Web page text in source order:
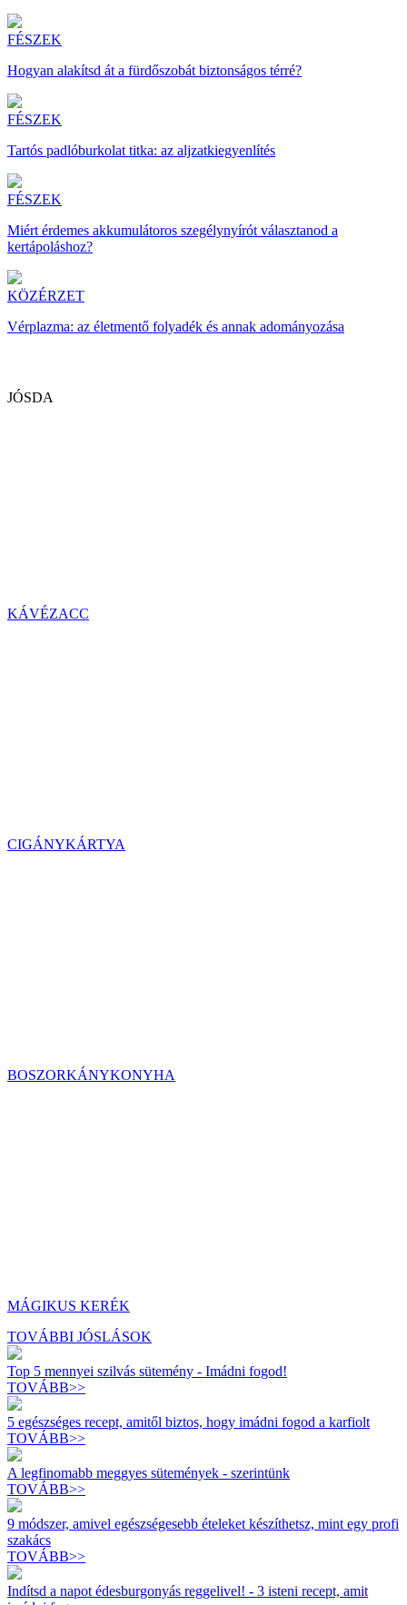
FÉSZEK
Hogyan alakítsd át a fürdőszobát biztonságos térré?
FÉSZEK
Tartós padlóburkolat titka: az aljzatkiegyenlítés
FÉSZEK
Miért érdemes akkumulátoros szegélynyírót választanod a
kertápoláshoz?
KÖZÉRZET
Vérplazma: az életmentő folyadék és annak adományozása
JÓSDA
KÁVÉZACC
CIGÁNYKÁRTYA
BOSZORKÁNYKONYHA
MÁGIKUS KERÉK
TOVÁBBI JÓSLÁSOK
Top 5 mennyei szilvás sütemény - Imádni fogod!
TOVÁBB>>
5 egészséges recept, amitől biztos, hogy imádni fogod a karfiolt
TOVÁBB>>
A legfinomabb meggyes sütemények - szerintünk
TOVÁBB>>
9 módszer, amivel egészségesebb ételeket készíthetsz, mint egy profi
szakács
TOVÁBB>>
Indítsd a napot édesburgonyás reggelivel! - 3 isteni recept, amit